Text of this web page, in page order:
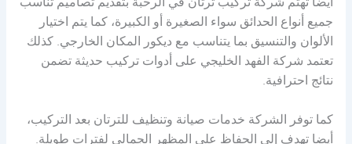
أيضا تهتم شركة تركيب ترتان في الرحبة بتقديم تصاميم تناسب
جميع أنواع الحدائق سواء الصغيرة أو الكبيرة، كما يتم اختيار
الألوان والتنسيق بما يتناسب مع ديكور المكان الخارجي. كذلك
تعتمد شركة الفهد الخليجي على أدوات تركيب حديثة تضمن
نتائج احترافية.
كما توفر الشركة خدمات صيانة وتنظيف للترتان بعد التركيب،
أيضا تهدف إلى الحفاظ على المظهر الجمالي لفترات طويلة.